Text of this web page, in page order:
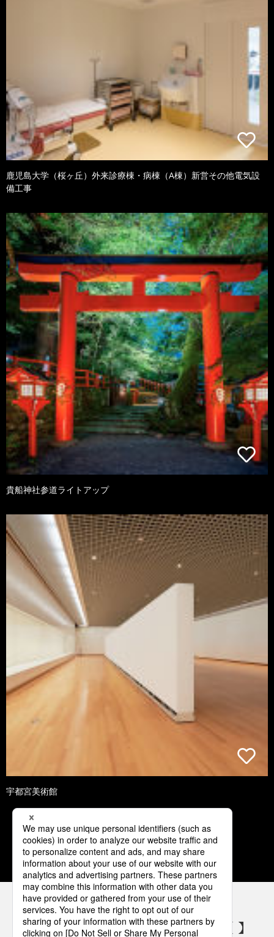
鹿児島大学（桜ヶ丘）外来診療棟・病棟（A棟）新営その他電気設
備工事
貴船神社参道ライトアップ
宇都宮美術館
1 2 3 4 5
パナソニックの電気設備 SNSアカウント